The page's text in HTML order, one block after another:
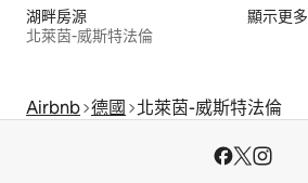
湖畔房源
北萊茵-威斯特法倫
顯示更多
Airbnb 德國 北萊茵-威斯特法倫